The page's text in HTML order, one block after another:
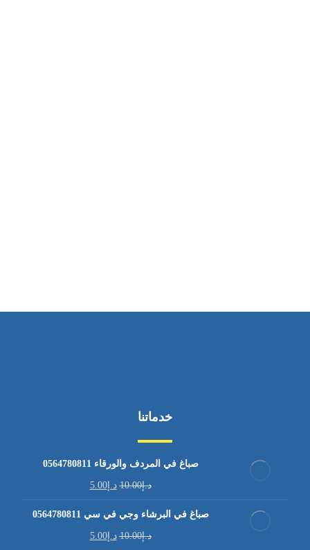
خدماتنا
صباغ في المردف والورقاء 0564780811
د.إ10.00 د.إ5.00
صباغ في البرشاء وجي في سي 0564780811
د.إ10.00 د.إ5.00